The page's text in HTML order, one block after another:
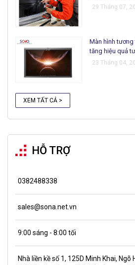
29 Tháng 07,
Màn hình
tăng hiệu quả
23 Tháng 04,
XEM TẤT CẢ >
HỖ TRỢ
0382488338
sales@sona.net.vn
9:00 sáng - 8:00 tối
Nhà liền kề số 1, 125D Minh Khai, Ngõ